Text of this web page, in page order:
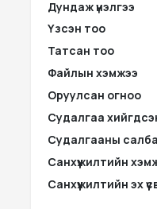
Дундаж үнэлгээ
Үзсэн тоо
Татсан тоо
Файлын хэмжээ
Оруулсан огноо
Судалгаа
Судалгааны
Санхүүжилтийн
Санхүүжилтийн эх